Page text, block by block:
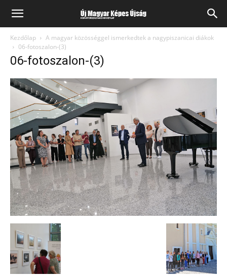
Kezdőlap
A magyar közösséggel ismerkedtek a nagypiszanicai diákok
06-fotoszalon-(3)
06-fotoszalon-(3)